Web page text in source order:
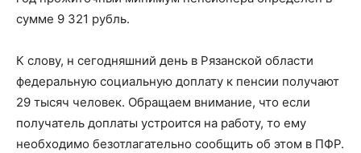
сумме 9 321 рубль.
К слову, н сегодняшний день в Рязанской области
федеральную социальную доплату к пенсии получают
29 тысяч человек. Обращаем внимание, что если
получатель доплаты устроится на работу, то ему
необходимо безотлагательно сообщить об этом в ПФР.